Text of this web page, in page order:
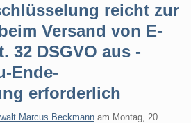
reicht zur
Versand von E-
32 DSGVO aus -
Ende-
erforderlich
Marcus Beckmann am Montag, 20.